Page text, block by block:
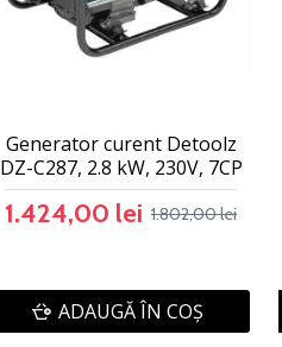
Generator curent Detoolz
DZ-C287, 2.8 kW, 230V, 7CP
1.424,00 lei 1.802,00 lei
ADAUGĂ ÎN COŞ